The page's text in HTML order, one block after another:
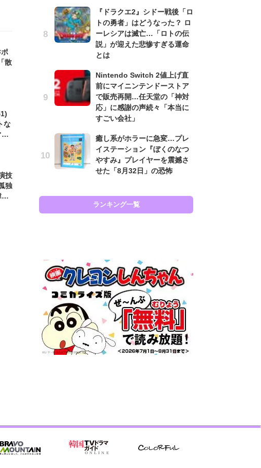
散
な
技
独
『ドラクエ2』シドー戦後「ロ
トの勇者」はどうなった？ ロ
ーレシアは滅亡…「ロトの伝
説」が迎えた悲惨すぎる運命
とは
Nintendo Switch 2値上げ直
前にマイニンテンドーストア
で販売再開…任天堂の「神対
応」に感謝の声続々「本当に
すごい会社」
癒し系がホラーに急変…プレ
イステーション『ぼくのなつ
やすみ』プレイヤーを震撼さ
せた「8月32日」の恐怖
ランキング一覧